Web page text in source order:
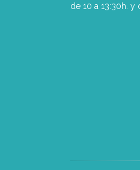
de 10 a 13:30h. y